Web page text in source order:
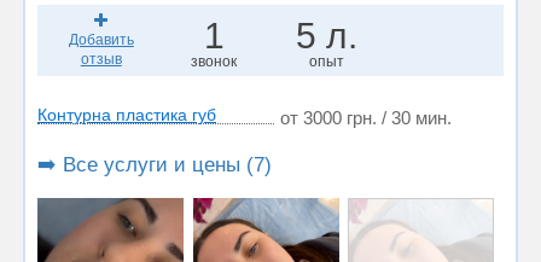
Добавить
отзыв
1
звонок
5 л.
опыт
Контурна пластика губ от 3000 грн. / 30 мин.
➡️ Все услуги и цены (7)